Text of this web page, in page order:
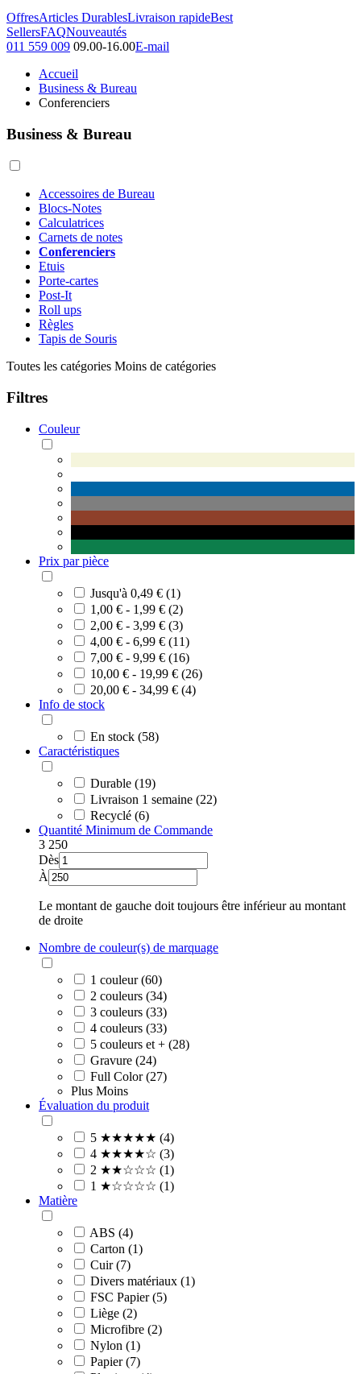
OffresArticles DurablesLivraison rapideBest
SellersFAQNouveautés
011 559 009 09.00-16.00E-mail
Accueil
Business & Bureau
Conferenciers
Business & Bureau
Accessoires de Bureau
Blocs-Notes
Calculatrices
Carnets de notes
Conferenciers
Etuis
Porte-cartes
Post-It
Roll ups
Règles
Tapis de Souris
Toutes les catégories Moins de catégories
Filtres
Couleur
Prix par pièce
Jusqu'à 0,49 € (1)
1,00 € - 1,99 € (2)
2,00 € - 3,99 € (3)
4,00 € - 6,99 € (11)
7,00 € - 9,99 € (16)
10,00 € - 19,99 € (26)
20,00 € - 34,99 € (4)
Info de stock
En stock (58)
Caractéristiques
Durable (19)
Livraison 1 semaine (22)
Recyclé (6)
Quantité Minimum de Commande
3 250
Dès
À
Le montant de gauche doit toujours être inférieur au montant
de droite
Nombre de couleur(s) de marquage
1 couleur (60)
2 couleurs (34)
3 couleurs (33)
4 couleurs (33)
5 couleurs et + (28)
Gravure (24)
Full Color (27)
Plus Moins
Évaluation du produit
5 ★★★★★ (4)
4 ★★★★☆ (3)
2 ★★☆☆☆ (1)
1 ★☆☆☆☆ (1)
Matière
ABS (4)
Carton (1)
Cuir (7)
Divers matériaux (1)
FSC Papier (5)
Liège (2)
Microfibre (2)
Nylon (1)
Papier (7)